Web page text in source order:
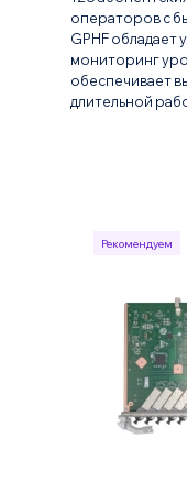
операторов с
GPHF
мониторинг
обеспечивает
длительной
Рекомендуем